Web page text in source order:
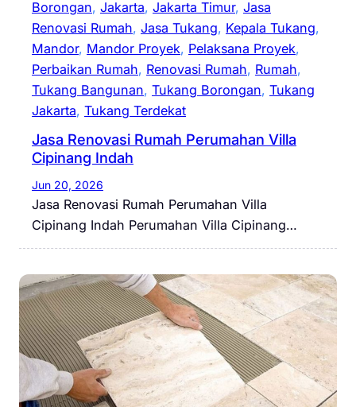
Borongan, Jakarta, Jakarta Timur, Jasa
Renovasi Rumah, Jasa Tukang, Kepala Tukang
Mandor, Mandor Proyek, Pelaksana Proyek
Perbaikan Rumah, Renovasi Rumah, Rumah
Tukang Bangunan, Tukang Borongan, Tukang
Jakarta, Tukang Terdekat
Jasa Renovasi Rumah Perumahan Villa
Cipinang Indah
Jun 20, 2026
Jasa Renovasi Rumah Perumahan Villa
Cipinang Indah Perumahan Villa Cipinang…